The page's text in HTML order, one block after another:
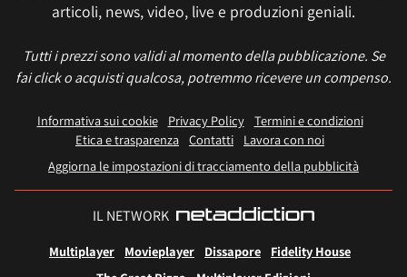
articoli, news, video, live e produzioni geniali.
Tutti i prezzi sono validi al momento della pubblicazione. Se
fai click o acquisti qualcosa, potremmo ricevere un compenso.
Informativa sui cookie Privacy Policy
Termini e condizioni
Etica e trasparenza Contatti
Lavora con noi
Aggiorna le impostazioni di tracciamento della pubblicità
IL NETWORK
Multiplayer Movieplayer Dissapore
Fidelity House